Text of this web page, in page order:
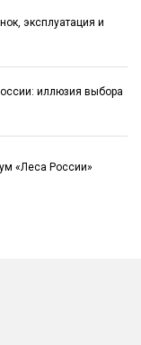
эксплуатация и
иллюзия выбора
«Леса России»